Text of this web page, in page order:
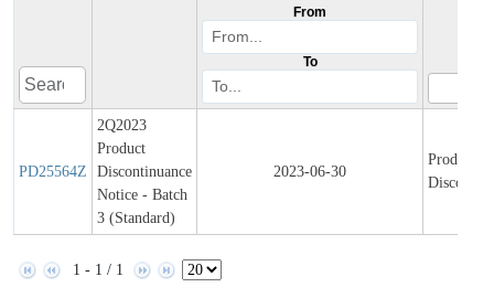
From
To
PD25564Z
2Q2023
Product
Discontinuance
Notice - Batch
3 (Standard)
2023-06-30
Product
1 - 1 / 1